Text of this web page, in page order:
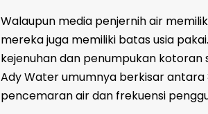
Walaupun media penjernih air
mereka juga memiliki batas usia
kejenuhan dan penumpukan kotoran
Ady Water umumnya berkisar
pencemaran air dan frekuensi